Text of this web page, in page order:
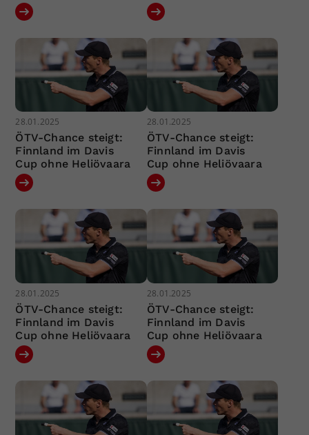
28.01.2025
ÖTV-Chance steigt:
Finnland im Davis
Cup ohne Heliövaara
28.01.2025
ÖTV-Chance steigt:
Finnland im Davis
Cup ohne Heliövaara
28.01.2025
ÖTV-Chance steigt:
Finnland im Davis
Cup ohne Heliövaara
28.01.2025
ÖTV-Chance steigt:
Finnland im Davis
Cup ohne Heliövaara